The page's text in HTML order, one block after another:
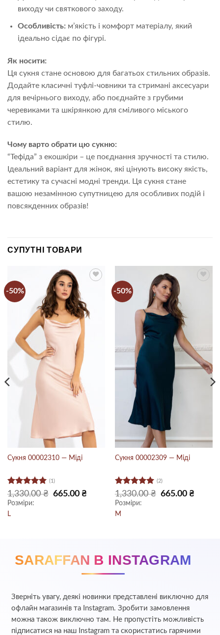
виходу чи святкового заходу.
Особливість: м’якість і комфорт матеріалу, який
ідеально сідає по фігурі.
Як носити:
Ця сукня стане основою для багатьох стильних образів.
Додайте класичні туфлі-човники та стримані аксесуари
для вечірнього виходу, або поєднайте з грубими
черевиками та шкірянкою для сміливого міського
стилю.
Чому варто обрати цю сукню:
“Тефіда” з екошкіри – це поєднання зручності та стилю.
Ідеальний варіант для жінок, які цінують високу якість,
естетику та сучасні модні тренди. Ця сукня стане
вашою незамінною супутницею для особливих подій і
повсякденних образів!
СУПУТНІ ТОВАРИ
-50%
Сукня 00002310 — Міді
Оцінено в
5з 5
(1)
1,330.00₴
Оригінальна
ціна:
665.00₴
Розміри:
L
-50%
Сукня 00002309 — Міді
Оцінено в
5з 5
(2)
1,330.00₴
Оригінальна
ціна:
665.00₴
Розміри:
M
₴.
SARAFFAN В INSTAGRAM
Зверніть увагу, деякі новинки представлені виключно для
офлайн магазинів та Instagram. Зробити замовлення
можна також виключно там. Не пропустіть можливість
підписатися на наш Instagram та скористатись гарячими